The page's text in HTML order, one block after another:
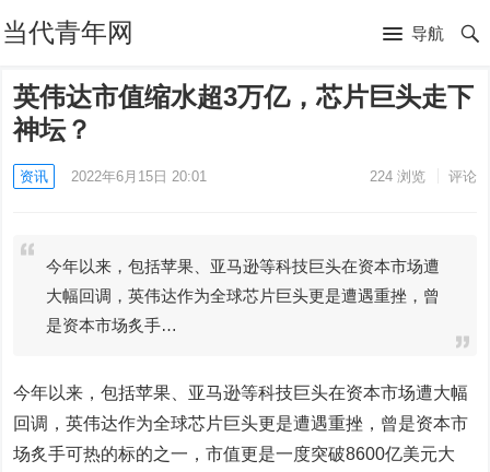
当代青年网 导航
英伟达市值缩水超3万亿，芯片巨头走下
神坛？
资讯 2022年6月15日 20:01 224浏览 评论
今年以来，包括苹果、亚马逊等科技巨头在资本市场遭
大幅回调，英伟达作为全球芯片巨头更是遭遇重挫，曾
是资本市场炙手…
今年以来，包括苹果、亚马逊等科技巨头在资本市场遭大幅
回调，英伟达作为全球芯片巨头更是遭遇重挫，曾是资本市
场炙手可热的标的之一，市值更是一度突破8600亿美元大